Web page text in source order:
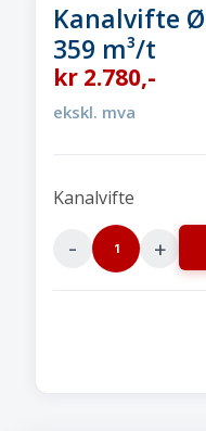
Kanalvifte
359 m³/t
kr 2.780,-
ekskl. mva
Kanalvifte
Kanalvifte